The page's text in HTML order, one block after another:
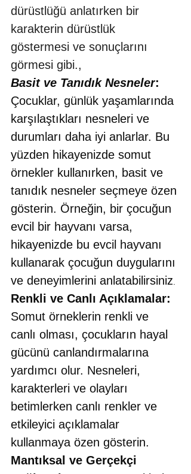
dürüstlüğü anlatırken bir
karakterin dürüstlük
göstermesi ve sonuçlarını
görmesi gibi.,
Basit ve Tanıdık Nesneler:
Çocuklar, günlük yaşamlarında
karşılaştıkları nesneleri ve
durumları daha iyi anlarlar. Bu
yüzden hikayenizde somut
örnekler kullanırken, basit ve
tanıdık nesneler seçmeye özen
gösterin. Örneğin, bir çocuğun
evcil bir hayvanı varsa,
hikayenizde bu evcil hayvanı
kullanarak çocuğun duygularını
ve deneyimlerini anlatabilirsiniz
Renkli ve Canlı Açıklamalar:
Somut örneklerin renkli ve
canlı olması, çocukların hayal
gücünü canlandırmalarına
yardımcı olur. Nesneleri,
karakterleri ve olayları
betimlerken canlı renkler ve
etkileyici açıklamalar
kullanmaya özen gösterin.
Mantıksal ve Gerçekçi